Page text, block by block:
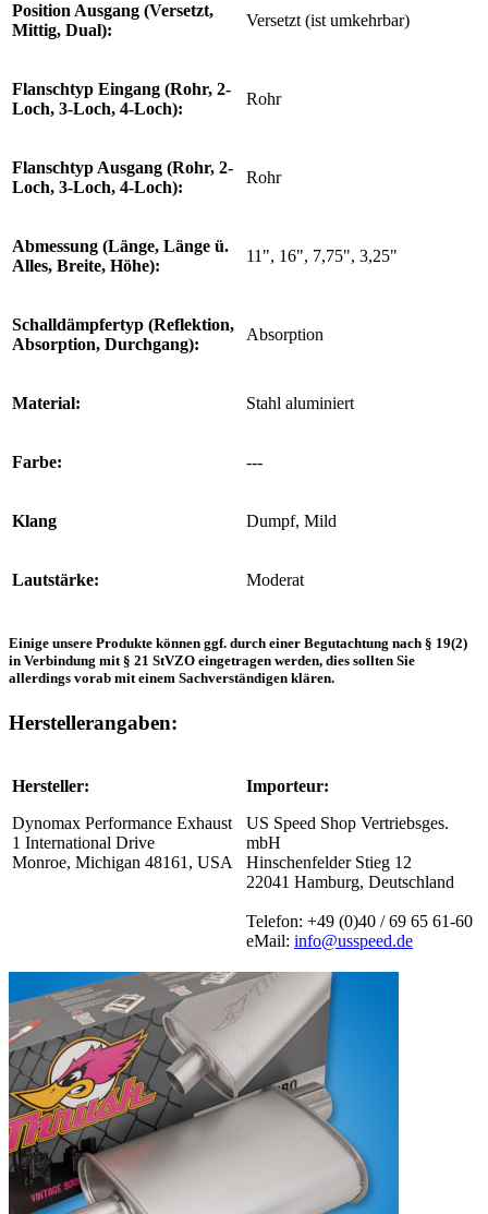
Position Ausgang (Versetzt,
Mittig, Dual):
Versetzt (ist umkehrbar)
Flanschtyp Eingang (Rohr, 2-
Loch, 3-Loch, 4-Loch):
Rohr
Flanschtyp Ausgang (Rohr, 2-
Loch, 3-Loch, 4-Loch):
Rohr
Abmessung (Länge, Länge ü.
Alles, Breite, Höhe):
11", 16", 7,75", 3,25"
Schalldämpfertyp (Reflektion,
Absorption, Durchgang):
Absorption
Material: Stahl aluminiert
Farbe: ---
Klang Dumpf, Mild
Lautstärke: Moderat
Einige unsere Produkte können ggf. durch einer Begutachtung nach § 19(2)
in Verbindung mit § 21 StVZO eingetragen werden, dies sollten Sie
allerdings vorab mit einem Sachverständigen klären.
Herstellerangaben:
Hersteller:
Dynomax Performance Exhaust
1 International Drive
Monroe, Michigan 48161, USA
Importeur:
US Speed Shop Vertriebsges.
mbH
Hinschenfelder Stieg 12
22041 Hamburg, Deutschland
Telefon: +49 (0)40 / 69 65 61-60
eMail: info@usspeed.de